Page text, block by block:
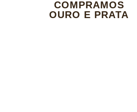
COMPRAMOS
OURO E PRATA